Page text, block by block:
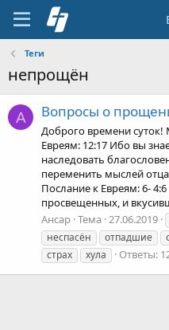
Теги
непрощён
А Вопросы о
Доброго времени суток!
Евреям: 12:17 Ибо вы
наследовать
переменить мыслей
Послание к Евреям: 6-
просвещенных, и
Ансар Тема 27.06.2019
неспасён
отпадшие
страх
хула Ответы: